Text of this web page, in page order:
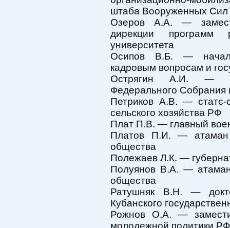
штаба Вооруженных Сил
Озеров А.А. —
дирекции программ
университета
Осипов В.Б. —
кадровым вопросам и
Острягин А.И. —
Федерального Собрания
Петриков А.В. — статс-
сельского хозяйства РФ
Плат П.В. — главный
Платов П.И. — атаман
общества
Полежаев Л.К. —
Полуянов В.А. — атаман
общества
Ратушняк В.Н. —
Кубанского
Рожнов О.А. —
молодежной политики РФ